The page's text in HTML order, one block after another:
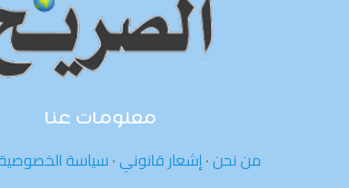
معلومات عنا
من نحن·إشعار قانوني·سياسة الخصوصية